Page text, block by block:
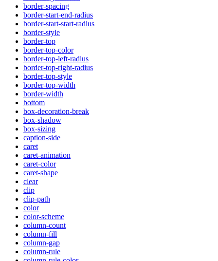
border-spacing
border-start-end-radius
border-start-start-radius
border-style
border-top
border-top-color
border-top-left-radius
border-top-right-radius
border-top-style
border-top-width
border-width
bottom
box-decoration-break
box-shadow
box-sizing
caption-side
caret
caret-animation
caret-color
caret-shape
clear
clip
clip-path
color
color-scheme
column-count
column-fill
column-gap
column-rule